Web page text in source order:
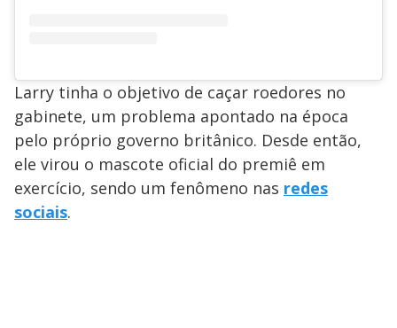
Larry tinha o objetivo de caçar roedores no
gabinete, um problema apontado na época
pelo próprio governo britânico. Desde então,
ele virou o mascote oficial do premiê em
exercício, sendo um fenômeno nas redes
sociais.